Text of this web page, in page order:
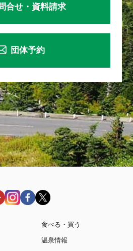
合せ・資料請求
団体予約
食べる・買う
温泉情報